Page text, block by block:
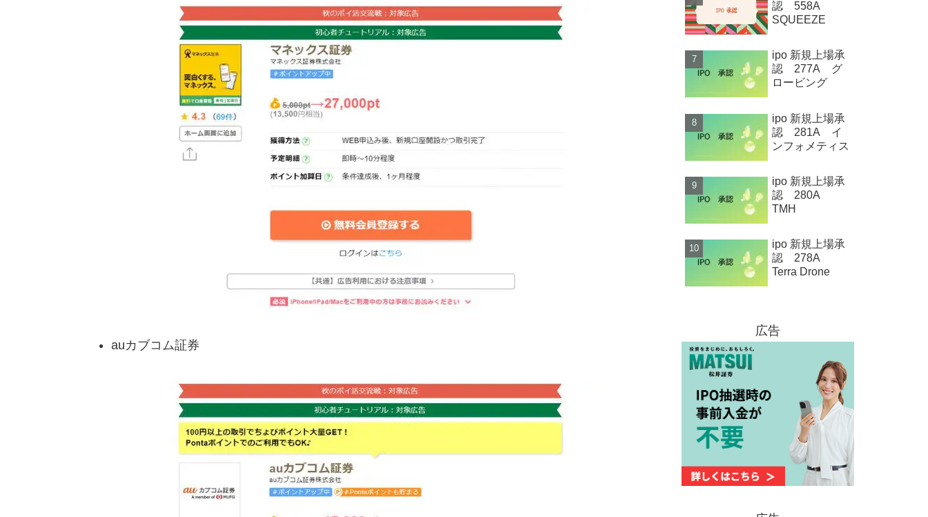
auカブコム証券
会社
認 558A
SQUEEZE
ipo 新規上場承
認 277A グ
ロービング
ipo 新規上場承
認 281A イ
ンフォメティス
ipo 新規上場承
認 280A
TMH
ipo 新規上場承
認 278A
Terra Drone
広告